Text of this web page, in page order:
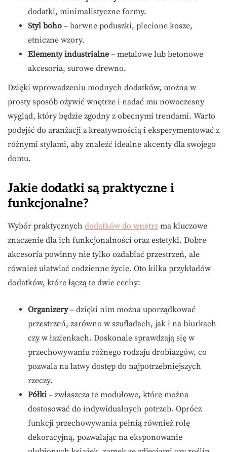
dodatki, minimalistyczne formy.
Styl boho – barwne poduszki, plecione kosze,
etniczne wzory.
Elementy industrialne – metalowe lub betonowe
akcesoria, surowe drewno.
Dzięki wprowadzeniu modnych dodatków, można w
prosty sposób ożywić wnętrze i nadać mu nowoczesny
wygląd, który będzie zgodny z obecnymi trendami. Warto
podejść do aranżacji z kreatywnością i eksperymentować z
różnymi stylami, aby znaleźć idealne akcenty dla swojego
domu.
Jakie dodatki są praktyczne i
funkcjonalne?
Wybór praktycznych dodatków do wnętrz ma kluczowe
znaczenie dla ich funkcjonalności oraz estetyki. Dobre
akcesoria powinny nie tylko ozdabiać przestrzeń, ale
również ułatwiać codzienne życie. Oto kilka przykładów
dodatków, które łączą te dwie cechy:
Organizery– dzięki nim można uporządkować
przestrzeń, zarówno w szufladach, jak i na biurkach
czy w łazienkach. Doskonale sprawdzają się w
przechowywaniu różnego rodzaju drobiazgów, co
pozwala na łatwy dostęp do najpotrzebniejszych
rzeczy.
Półki – zwłaszcza te modułowe, które można
dostosować do indywidualnych potrzeb. Oprócz
funkcji przechowywania pełnią również rolę
dekoracyjną, pozwalając na eksponowanie